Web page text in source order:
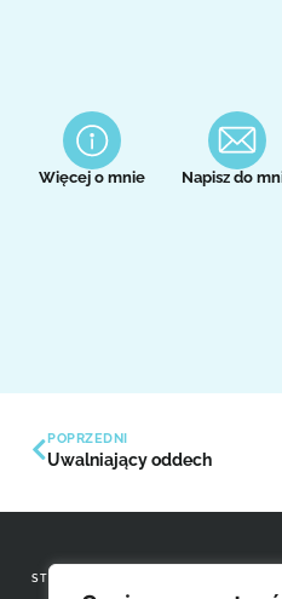
Więcej o mnie Napisz do
POPRZEDNI
Uwalniający oddech
STRONY INFORMACYJNE